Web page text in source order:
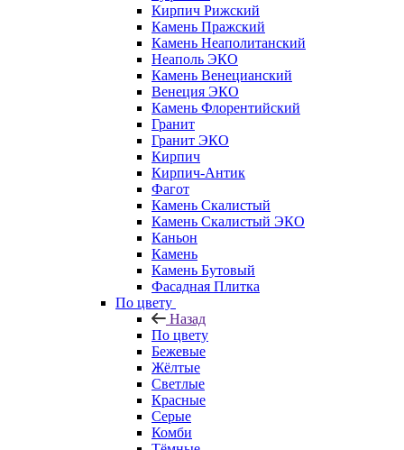
Кирпич Рижский
Камень Пражский
Камень Неаполитанский
Неаполь ЭКО
Камень Венецианский
Венеция ЭКО
Камень Флорентийский
Гранит
Гранит ЭКО
Кирпич
Кирпич-Антик
Фагот
Камень Скалистый
Камень Скалистый ЭКО
Каньон
Камень
Камень Бутовый
Фасадная Плитка
По цвету
Назад
По цвету
Бежевые
Жёлтые
Светлые
Красные
Серые
Комби